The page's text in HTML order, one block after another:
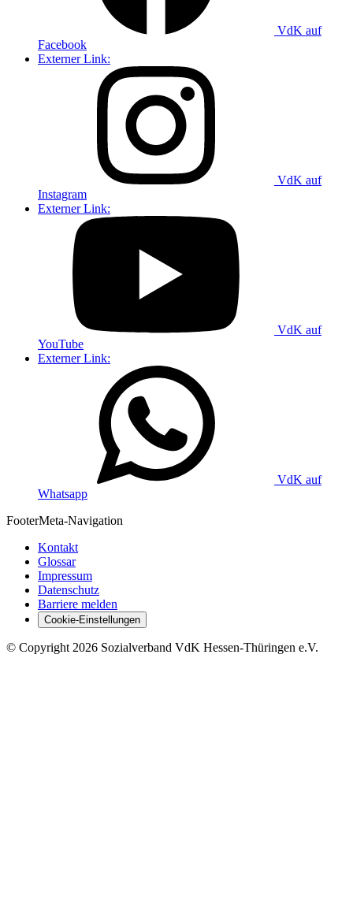
VdK auf
Facebook
Externer Link:
VdK auf
Instagram
Externer Link:
VdK auf
YouTube
Externer Link:
VdK auf
Whatsapp
FooterMeta-Navigation
Kontakt
Glossar
Impressum
Datenschutz
Barriere melden
Cookie-Einstellungen
© Copyright 2026 Sozialverband VdK Hessen-Thüringen e.V.